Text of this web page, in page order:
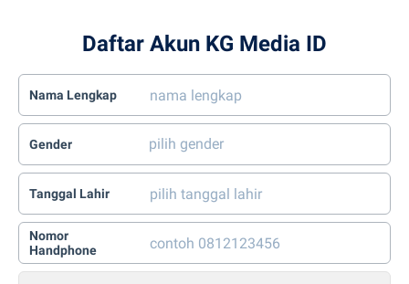
Daftar Akun KG Media ID
Nama Lengkap
Gender
Tanggal Lahir
Nomor
Handphone